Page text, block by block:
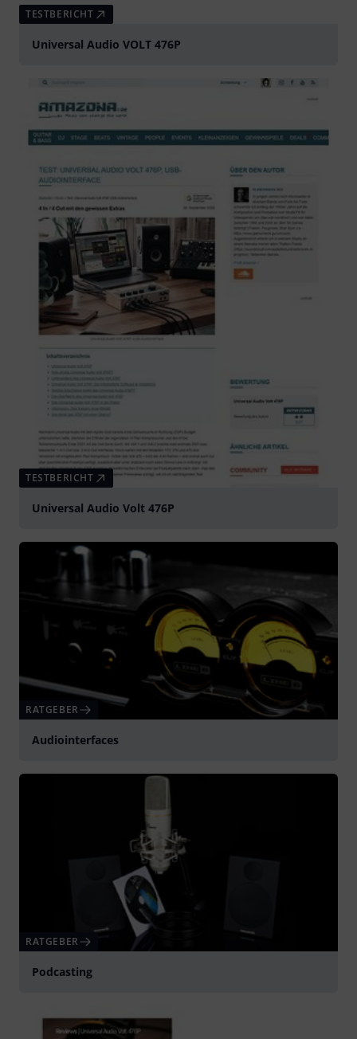
TESTBERICHT
Universal Audio VOLT 476P
TESTBERICHT
Universal Audio Volt 476P
RATGEBER
Audiointerfaces
RATGEBER
Podcasting